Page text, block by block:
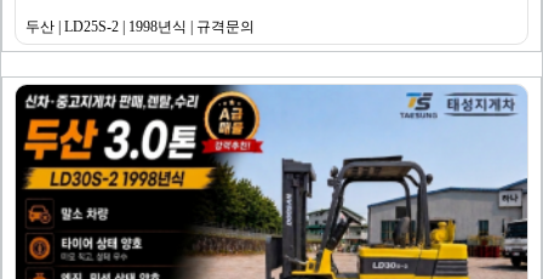
두산 | LD25S-2 | 1998년식 | 규격문의